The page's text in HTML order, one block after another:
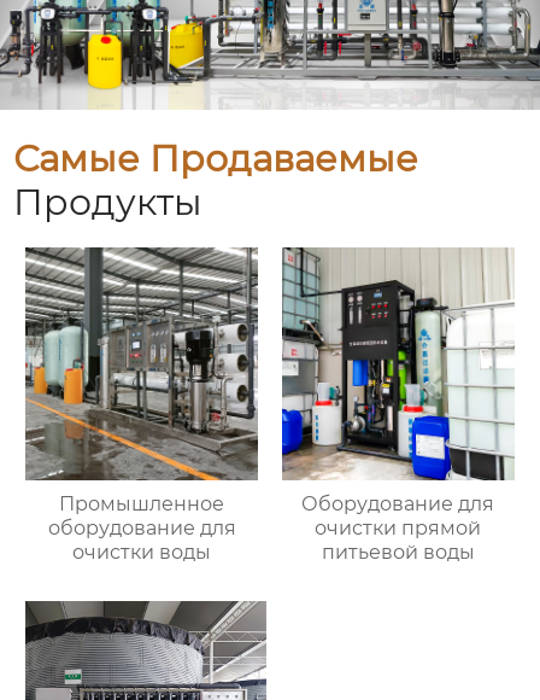
Самые Продаваемые
Продукты
Промышленное
оборудование для
очистки воды
Оборудование для
очистки прямой
питьевой воды